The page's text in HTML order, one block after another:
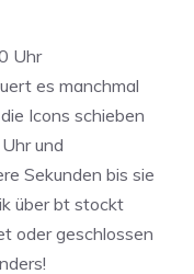
Uhr
es manchmal
Icons schieben
und
Sekunden bis sie
über bt stockt
oder geschlossen